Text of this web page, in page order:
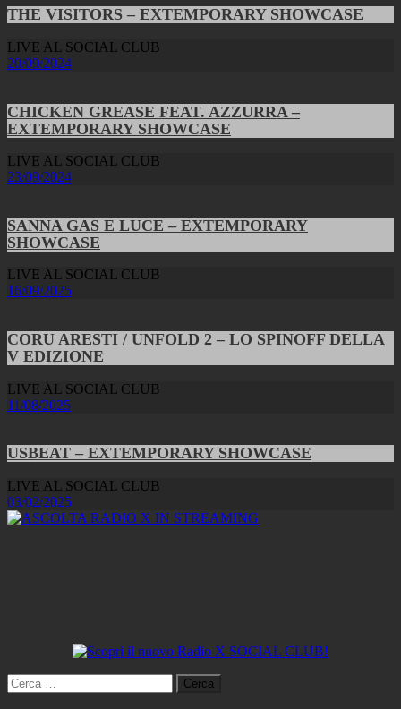
THE VISITORS – EXTEMPORARY SHOWCASE
LIVE AL SOCIAL CLUB
20/09/2024
CHICKEN GREASE FEAT. AZZURRA –
EXTEMPORARY SHOWCASE
LIVE AL SOCIAL CLUB
23/09/2024
SANNA GAS E LUCE – EXTEMPORARY
SHOWCASE
LIVE AL SOCIAL CLUB
16/09/2025
CORU ARESTI / UNFOLD 2 – LO SPINOFF DELLA
V EDIZIONE
LIVE AL SOCIAL CLUB
11/08/2025
USBEAT – EXTEMPORARY SHOWCASE
LIVE AL SOCIAL CLUB
03/02/2025
Ricerca
per: